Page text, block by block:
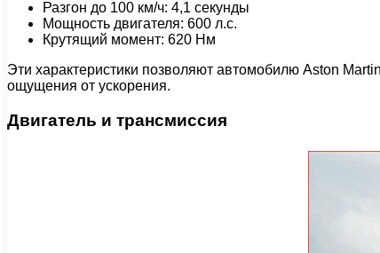
Разгон до 100 км/ч: 4,1 секунды
Мощность двигателя: 600 л.с.
Крутящий момент: 620 Нм
Эти характеристики позволяют автомобилю Aston
ощущения от ускорения.
Двигатель и трансмиссия